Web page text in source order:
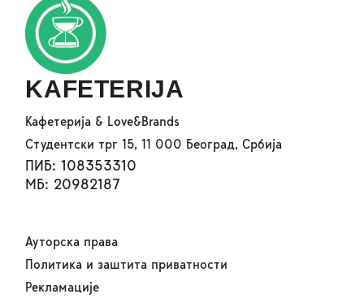
KAFETERIJA
Кафетерија & Love&Brands
Студентски трг 15, 11 000 Београд, Србија
ПИБ: 108353310
МБ: 20982187
Ауторска права
Политика и заштита приватности
Рекламације